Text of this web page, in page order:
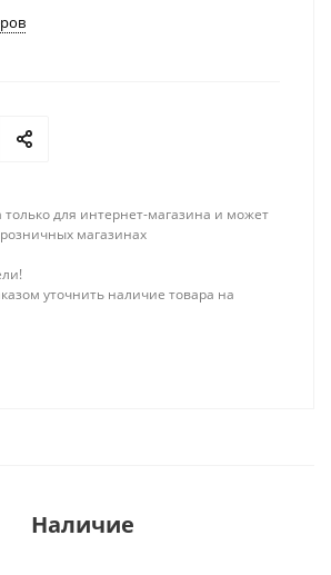
для интернет-магазина и может
магазинах
уточнить наличие товара на
Наличие